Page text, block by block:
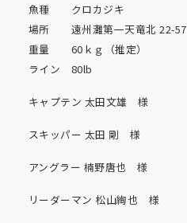
魚種 クロカジキ
場所 遠州灘第一天竜北 22-57
重量 60ｋｇ（推定）
ライン 80lb
キャプテン 太田文雄 様
スキッパー 太田 剛 様
アングラー 楠野唐也 様
リーダーマン 松山絢也 様